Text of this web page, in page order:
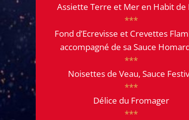
Assiette Terre et Mer en Habit de
***
Fond d’Ecrevisse et Crevettes
accompagné de sa Sauce
***
Noisettes de Veau, Sauce
***
Délice du Fromager
***